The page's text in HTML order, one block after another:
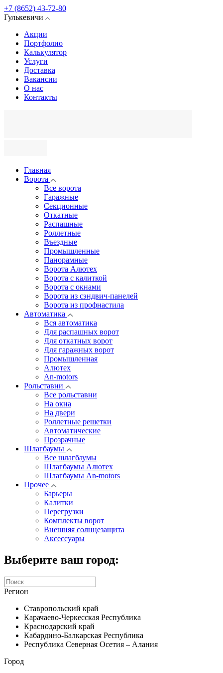
+7 (8652) 43-72-80
Гулькевичи
Акции
Портфолио
Калькулятор
Услуги
Доставка
Вакансии
О нас
Контакты
Главная
Ворота
Все ворота
Гаражные
Секционные
Откатные
Распашные
Роллетные
Въездные
Промышленные
Панорамные
Ворота Алютех
Ворота с калиткой
Ворота c окнами
Ворота из сэндвич-панелей
Ворота из профнастила
Автоматика
Вся автоматика
Для распашных ворот
Для откатных ворот
Для гаражных ворот
Промышленная
Алютех
An-motors
Рольставни
Все рольставни
На окна
На двери
Роллетные решетки
Автоматические
Прозрачные
Шлагбаумы
Все шлагбаумы
Шлагбаумы Алютех
Шлагбаумы An-motors
Прочее
Барьеры
Калитки
Перегрузки
Комплекты ворот
Внешняя солнцезащита
Аксессуары
Выберите ваш город:
Регион
Ставропольский край
Карачаево-Черкесская Республика
Краснодарский край
Кабардино-Балкарская Республика
Республика Северная Осетия – Алания
Город